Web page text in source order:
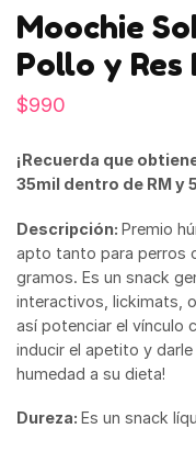
Moochie
Pollo y Res
$990
¡Recuerda que
35mil dentro de RM y
Descripción: Premio
apto tanto para perros
gramos. Es un snack
interactivos, lickimats,
así potenciar el vínculo
inducir el apetito y
humedad a su dieta!
Dureza: Es un snack